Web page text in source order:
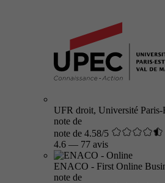
UFR droit, Université
note de
note de 4.58/5
4.6 — 77 avis
ENACO - First Online
note de